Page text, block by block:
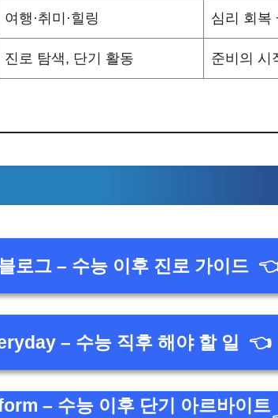
여행·취미·힐링 심리 회복
진로 탐색, 단기 활동 준비의 시
로그 – 수능 이후 진로 가이드
– 수능 직후 해야 할 일 👈
– 수능 이후 단기 아르바이트